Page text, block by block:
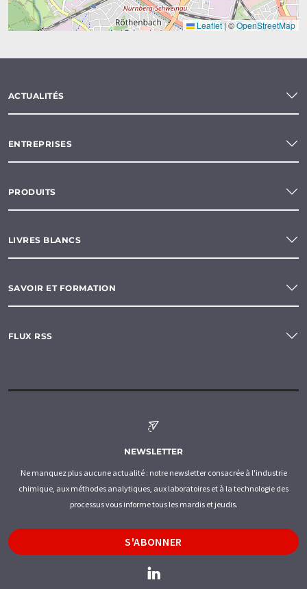
Leaflet |©OpenStreetMap
ACTUALITÉS
ENTREPRISES
PRODUITS
LIVRES BLANCS
SAVOIR ET FORMATION
FLUX RSS
NEWSLETTER
Ne manquez plus aucune actualité : notre newsletter consacrée à l'industrie
chimique, aux méthodes analytiques, aux laboratoires et à la technologie des
processus vous informe tous les mardis et jeudis.
S'ABONNER